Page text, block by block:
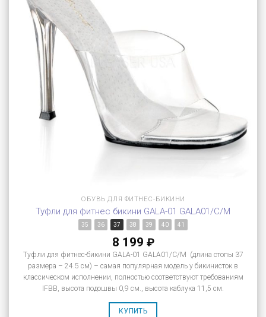
ОБУВЬ ДЛЯ ФИТНЕС-БИКИНИ
Туфли для фитнес бикини GALA-01 GALA01/C/M
35 36 37 38 39 40 41
8 199 ₽
Туфли для фитнес-бикини GALA-01 GALA01/C/M (длина стопы 37
размера – 24.5 см) – самая популярная модель у бикинисток в
классическом исполнении, полностью соответствуют требованиям
IFBB, высота подошвы 0,9 см., высота каблука 11,5 см.
КУПИТЬ